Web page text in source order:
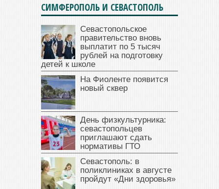
СИМФЕРОПОЛЬ И СЕВАСТОПОЛЬ
Севастопольское
правительство вновь
выплатит по 5 тысяч
рублей на подготовку
детей к школе
На Фиоленте появится
новый сквер
День физкультурника:
севастопольцев
приглашают сдать
нормативы ГТО
Севастополь: в
поликлиниках в августе
пройдут «Дни здоровья»